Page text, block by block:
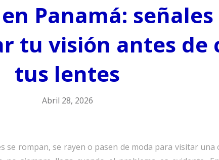
Panamá:
tu visión antes de
tus lentes
Abril 28, 2026
se rompan, se rayen o pasen de moda para visitar una